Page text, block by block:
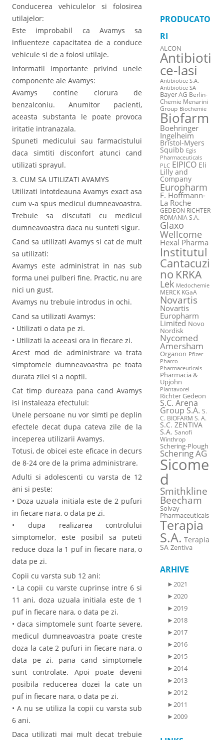
Conducerea vehiculelor si folosirea
utilajelor:
Este improbabil ca Avamys sa
influenteze capacitatea de a conduce
vehicule si de a folosi utilaje.
Informatii importante privind unele
componente ale Avamys:
Avamys contine clorura de
benzalconiu. Anumitor pacienti,
aceasta substanta le poate provoca
iritatie intranazala.
Spuneti medicului sau farmacistului
daca simtiti disconfort atunci cand
utilizati sprayul.
3. CUM SA UTILIZATI AVAMYS
Utilizati intotdeauna Avamys exact asa
cum v-a spus medicul dumneavoastra.
Trebuie sa discutati cu medicul
dumneavoastra daca nu sunteti sigur.
Cand sa utilizati Avamys si cat de mult
sa utilizati:
Avamys este administrat in nas sub
forma unei pulberi fine. Practic, nu are
nici un gust.
Avamys nu trebuie introdus in ochi.
Cand sa utilizati Avamys:
• Utilizati o data pe zi.
• Utilizati la aceeasi ora in fiecare zi.
Acest mod de administrare va trata
simptomele dumneavoastra pe toata
durata zilei si a noptii.
Cat timp dureaza pana cand Avamys
isi instaleaza efectului:
Unele persoane nu vor simti pe deplin
efectele decat dupa cateva zile de la
inceperea utilizarii Avamys.
Totusi, de obicei este eficace in decurs
de 8-24 ore de la prima administrare.
Adulti si adolescenti cu varsta de 12
ani si peste:
• Doza uzuala initiala este de 2 pufuri
in fiecare nara, o data pe zi.
• dupa realizarea controlului
simptomelor, este posibil sa puteti
reduce doza la 1 puf in fiecare nara, o
data pe zi.
Copii cu varsta sub 12 ani:
• La copii cu varste cuprinse intre 6 si
11 ani, doza uzuala initiala este de 1
puf in fiecare nara, o data pe zi.
• daca simptomele sunt foarte severe,
medicul dumneavoastra poate creste
doza la cate 2 pufuri in fiecare nara, o
data pe zi, pana cand simptomele
sunt controlate. Apoi poate deveni
posibila reducerea dozei la cate un
puf in fiecare nara, o data pe zi.
• A nu se utiliza la copii cu varsta sub
6 ani.
Daca utilizati mai mult decat trebuie
PRODUCATO
RI
ALCON
Antibioti
ce-Iasi
Antibiotice S.A.
Antibiotice SA
Bayer AG Berlin-
Chemie Menarini
Group Biochemie
Biofarm
Boehringer
Ingelheim
Bristol-Myers
Squibb Egis
Pharmaceuticals
PLC EIPICO Eli
Lilly and
Company
Europharm
F. Hoffmann-
La Roche
GEDEON RICHTER
ROMANIA S.A.
Glaxo
Wellcome
Hexal Pharma
Institutul
Cantacuzi
no KRKA
Lek Medochemie
MERCK KGaA
Novartis
Novartis
Europharm
Limited Novo
Nordisk
Nycomed
Amersham
Organon Pfizer
Pharco
Pharmaceuticals
Pharmacia &
Upjohn
Plantavorel
Richter Gedeon
S.C. Arena
Group S.A. S.
C. BIOFARM S. A.
S.C. ZENTIVA
S.A. Sanofi
Winthrop
Schering-Plough
Schering AG
Sicome
d
Smithkline
Beecham
Solvay
Pharmaceuticals
Terapia
S.A. Terapia
SA Zentiva
ARHIVE
►2021
►2020
►2019
►2018
►2017
►2016
►2015
►2014
►2013
►2012
►2011
►2009